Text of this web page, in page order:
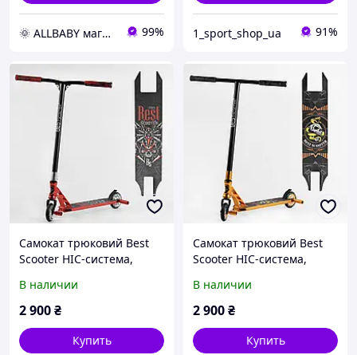
🌞 ALLBABY магазин товаров для детей 99% 1_sport_shop_ua 91%
Самокат трюковий Best
Scooter HIC-система,
ФАРБУВАННЯ, колеса PU,
d = 110мм,
В наличии
2 900₴
Купить
Самокат трюковий Best
Scooter HIC-система,
ФАРБУВАННЯ, колеса PU,
ширина керма - 60 см
В наличии
2 900₴
Купить